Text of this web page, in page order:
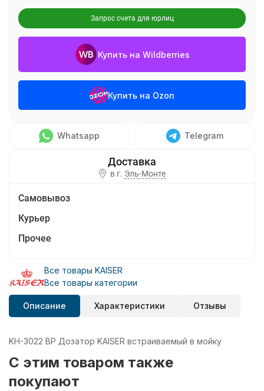
Запрос счета для юрлиц
Купить на Wildberries
Купить на Ozon
Whatsapp Telegram
в г. Эль-Монте
Самовывоз
Курьер
Прочее
Все товары KAISER
Все товары категории
Описание Характеристики Отзывы
KH-3022 BP Дозатор KAISER встраиваемый в мойку
C этим товаром также
покупают